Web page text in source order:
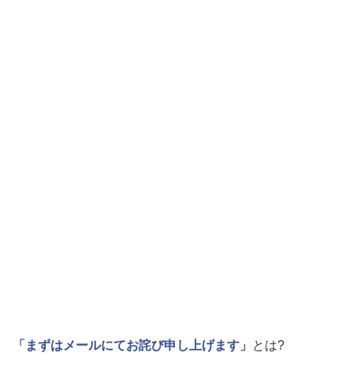
「まずはメールにてお詫び申し上げます」 とは?